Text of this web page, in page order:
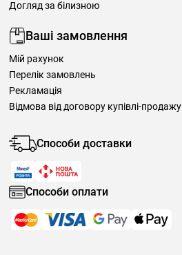
Догляд за білизною
Ваші замовлення
Мій рахунок
Перелік замовлень
Рекламація
Відмова від договору купівлі-продажу
Способи доставки
Способи оплати